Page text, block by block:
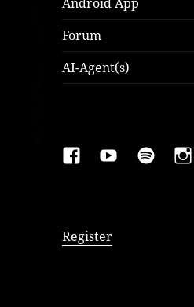
Forum
AI-Agent(s)
FAKEBOOK
YOUTUBESPOTIFY
Register